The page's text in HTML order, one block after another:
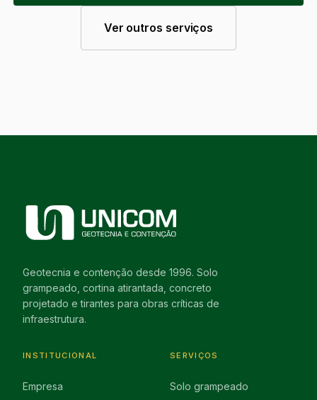
Ver outros serviços
Geotecnia e contenção desde 1996. Solo
grampeado, cortina atirantada, concreto
projetado e tirantes para obras críticas de
infraestrutura.
INSTITUCIONAL
Empresa
SERVIÇOS
Solo grampeado